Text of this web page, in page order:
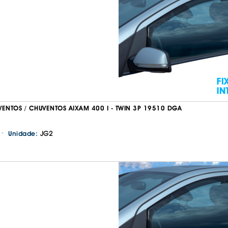
ALCATIFA
BORRACHA
BORRACHA/ CHUVENTOS AIXAM 400 I - TWIN 3P 19510 DGA
· Unidade: JG2